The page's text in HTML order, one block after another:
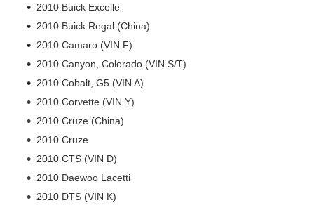
2010 Buick Excelle
2010 Buick Regal (China)
2010 Camaro (VIN F)
2010 Canyon, Colorado (VIN S/T)
2010 Cobalt, G5 (VIN A)
2010 Corvette (VIN Y)
2010 Cruze (China)
2010 Cruze
2010 CTS (VIN D)
2010 Daewoo Lacetti
2010 DTS (VIN K)